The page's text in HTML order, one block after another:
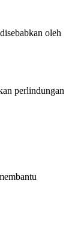
oleh
perlindungan